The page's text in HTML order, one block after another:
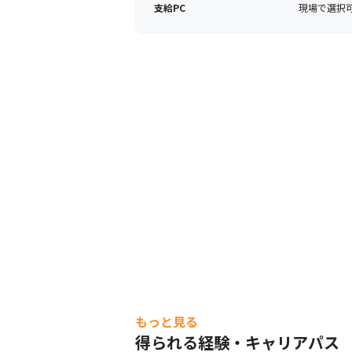
支給PC 現場で選択
もっと見る
得られる経験・キャリアパス